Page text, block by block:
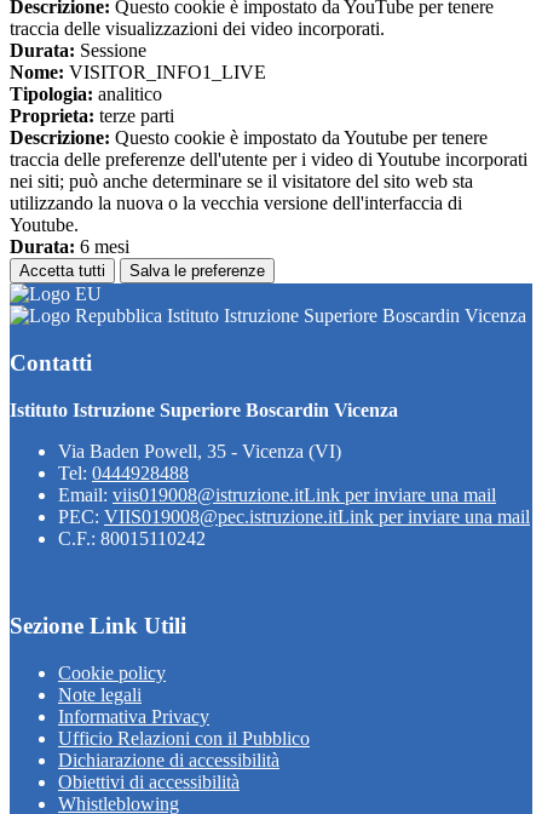
Descrizione: Questo cookie è impostato da YouTube per tenere
traccia delle visualizzazioni dei video incorporati.
Durata: Sessione
Nome: VISITOR_INFO1_LIVE
Tipologia: analitico
Proprieta: terze parti
Descrizione: Questo cookie è impostato da Youtube per tenere
traccia delle preferenze dell'utente per i video di Youtube incorporati
nei siti; può anche determinare se il visitatore del sito web sta
utilizzando la nuova o la vecchia versione dell'interfaccia di
Youtube.
Durata: 6 mesi
Accetta tutti Salva le preferenze
Istituto Istruzione Superiore Boscardin Vicenza
Contatti
Istituto Istruzione Superiore Boscardin Vicenza
Via Baden Powell, 35 - Vicenza (VI)
Tel: 0444928488
Email: viis019008@istruzione.itLink per inviare una mail
PEC: VIIS019008@pec.istruzione.itLink per inviare una mail
C.F.: 80015110242
Sezione Link Utili
Cookie policy
Note legali
Informativa Privacy
Ufficio Relazioni con il Pubblico
Dichiarazione di accessibilità
Obiettivi di accessibilità
Whistleblowing